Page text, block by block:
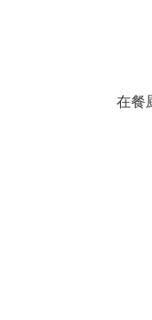
在餐